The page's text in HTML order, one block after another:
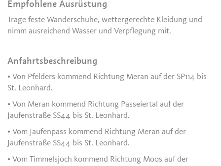
Empfohlene Ausrüstung
Trage feste Wanderschuhe, wettergerechte Kleidung und
nimm ausreichend Wasser und Verpflegung mit.
Anfahrtsbeschreibung
• Von Pfelders kommend Richtung Meran auf der SP114 bis
St. Leonhard.
• Von Meran kommend Richtung Passeiertal auf der
Jaufenstraße SS44 bis St. Leonhard.
• Vom Jaufenpass kommend Richtung Meran auf der
Jaufenstraße SS44 bis St. Leonhard.
• Vom Timmelsjoch kommend Richtung Moos auf der